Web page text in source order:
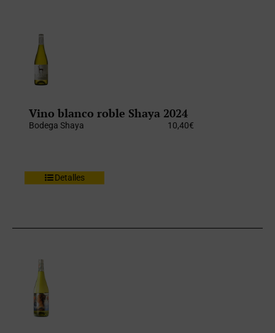
Vino blanco roble Shaya 2024
Bodega Shaya 10,40€
Detalles